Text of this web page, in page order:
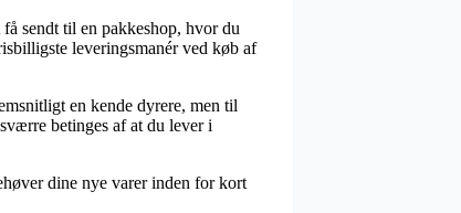
sendt til en pakkeshop, hvor du
leveringsmanér ved køb af
en kende dyrere, men til
betinges af at du lever i
dine nye varer inden for kort